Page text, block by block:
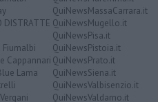
DISTRATTE
Fiumalbi
Cappannari
Lama
QuiNewsMassaCarrara.it
QuiNewsMugello.it
QuiNewsPisa.it
QuiNewsPistoia.it
QuiNewsPrato.it
QuiNewsSiena.it
QuiNewsValbisenzio.it
QuiNewsValdarno.it